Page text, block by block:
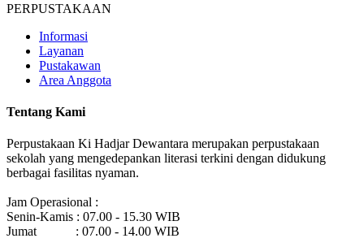
PERPUSTAKAAN
Informasi
Layanan
Pustakawan
Area Anggota
Tentang Kami
Perpustakaan Ki Hadjar Dewantara merupakan perpustakaan
sekolah yang mengedepankan literasi terkini dengan didukung
berbagai fasilitas nyaman.
Jam Operasional :
Senin-Kamis : 07.00 - 15.30 WIB
Jumat : 07.00 - 14.00 WIB